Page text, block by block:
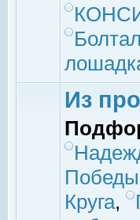
Из
Круга,